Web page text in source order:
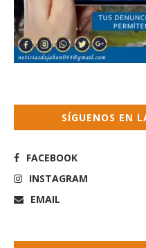
SÍGUENOS EN
FACEBOOK
INSTAGRAM
EMAIL